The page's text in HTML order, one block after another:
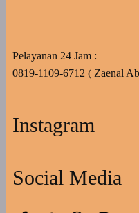
Pelayanan 24 Jam :
0819-1109-6712 ( Zaenal
Instagram
Social Media